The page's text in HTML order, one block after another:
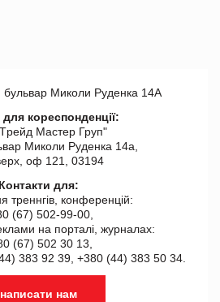
бульвар Миколи Руденка 14А
кореспонденції:
Мастер Груп"
Миколи Руденка 14а,
оф 121, 03194
Контакти для:
треннгів, конференцій:
(67) 502-99-00,
на порталі, журналах:
(67) 502 30 13,
383 92 39, +380 (44) 383 50 34.
написати нам